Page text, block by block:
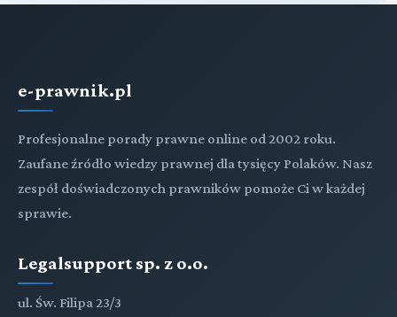
e-prawnik.pl
Profesjonalne porady prawne online od 2002 roku.
Zaufane źródło wiedzy prawnej dla tysięcy Polaków. Nasz
zespół doświadczonych prawników pomoże Ci w każdej
sprawie.
Legalsupport sp. z o.o.
ul. Św. Filipa 23/3